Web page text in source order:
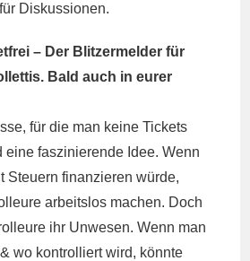
Diskussionen.
– Der Blitzermelder für
Bald auch in eurer
für die man keine Tickets
eine faszinierende Idee. Wenn
Steuern finanzieren würde,
arbeitslos machen. Doch
ihr Unwesen. Wenn man
wo kontrolliert wird, könnte